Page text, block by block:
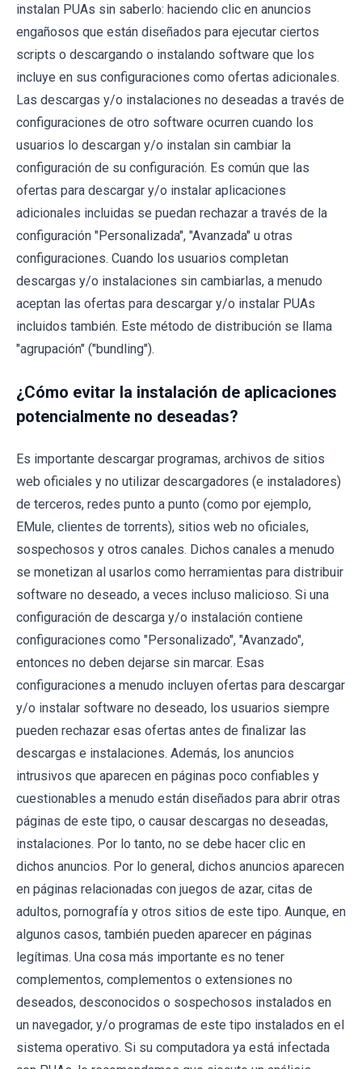
instalan PUAs sin saberlo: haciendo clic en anuncios
engañosos que están diseñados para ejecutar ciertos
scripts o descargando o instalando software que los
incluye en sus configuraciones como ofertas adicionales.
Las descargas y/o instalaciones no deseadas a través de
configuraciones de otro software ocurren cuando los
usuarios lo descargan y/o instalan sin cambiar la
configuración de su configuración. Es común que las
ofertas para descargar y/o instalar aplicaciones
adicionales incluidas se puedan rechazar a través de la
configuración "Personalizada", "Avanzada" u otras
configuraciones. Cuando los usuarios completan
descargas y/o instalaciones sin cambiarlas, a menudo
aceptan las ofertas para descargar y/o instalar PUAs
incluidos también. Este método de distribución se llama
"agrupación" ("bundling").
¿Cómo evitar la instalación de aplicaciones
potencialmente no deseadas?
Es importante descargar programas, archivos de sitios
web oficiales y no utilizar descargadores (e instaladores)
de terceros, redes punto a punto (como por ejemplo,
EMule, clientes de torrents), sitios web no oficiales,
sospechosos y otros canales. Dichos canales a menudo
se monetizan al usarlos como herramientas para distribuir
software no deseado, a veces incluso malicioso. Si una
configuración de descarga y/o instalación contiene
configuraciones como "Personalizado", "Avanzado",
entonces no deben dejarse sin marcar. Esas
configuraciones a menudo incluyen ofertas para descargar
y/o instalar software no deseado, los usuarios siempre
pueden rechazar esas ofertas antes de finalizar las
descargas e instalaciones. Además, los anuncios
intrusivos que aparecen en páginas poco confiables y
cuestionables a menudo están diseñados para abrir otras
páginas de este tipo, o causar descargas no deseadas,
instalaciones. Por lo tanto, no se debe hacer clic en
dichos anuncios. Por lo general, dichos anuncios aparecen
en páginas relacionadas con juegos de azar, citas de
adultos, pornografía y otros sitios de este tipo. Aunque, en
algunos casos, también pueden aparecer en páginas
legítimas. Una cosa más importante es no tener
complementos, complementos o extensiones no
deseados, desconocidos o sospechosos instalados en
un navegador, y/o programas de este tipo instalados en el
sistema operativo. Si su computadora ya está infectada